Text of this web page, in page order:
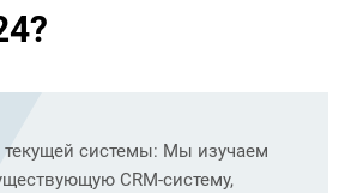
системы: Мы изучаем
CRM-систему,